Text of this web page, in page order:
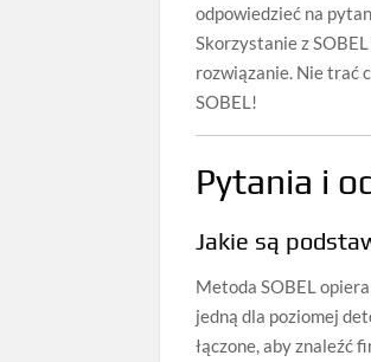
odpowiedzieć na
Skorzystanie z
rozwiązanie. Nie trać
SOBEL!
Pytania i
Jakie są
Metoda SOBEL
jedną dla poziomej
łączone, aby znaleźć